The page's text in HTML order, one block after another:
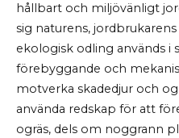
hållbart och miljövänligt
sig naturens,
ekologisk odling används i
förebyggande och
motverka skadedjur och
använda redskap för att
ogräs, dels om noggrann